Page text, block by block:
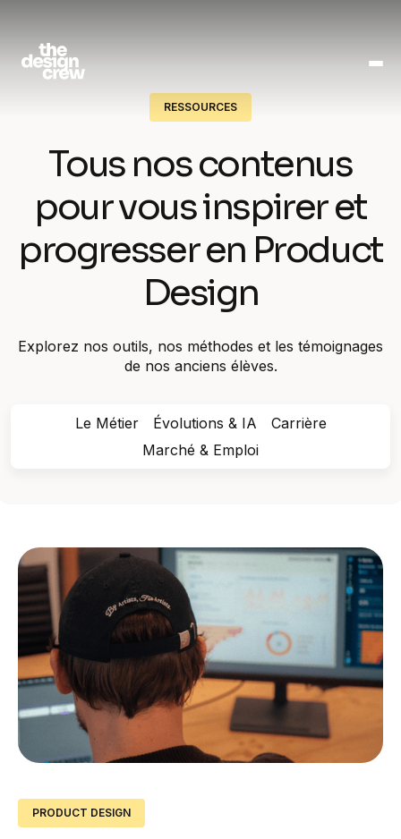
RESSOURCES
Tous nos contenus
pour vous inspirer et
progresser en Product
Design
Explorez nos outils, nos méthodes et les témoignages
de nos anciens élèves.
Le Métier Évolutions & IA
Carrière
Marché & Emploi
PRODUCT DESIGN